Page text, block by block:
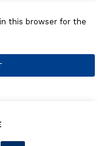
this browser for the